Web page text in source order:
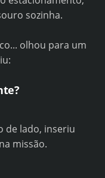
sozinha.
olhou para um
de lado, inseriu
missão.